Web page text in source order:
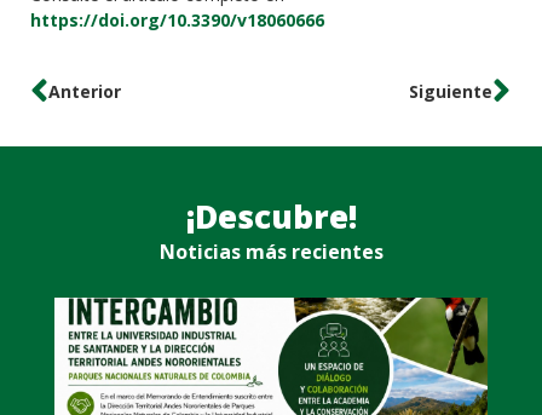
https://doi.org/10.3390/v18060666
Anterior Siguiente
¡Descubre!
Noticias más recientes